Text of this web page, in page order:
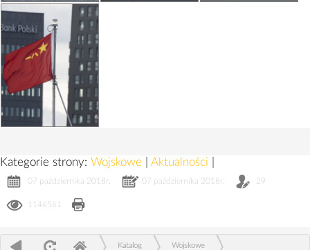
Kategorie strony: Wojskowe Aktualności
07 października 2018r. 07 października 2018r. 29
1146561
Katalog Wojskowe